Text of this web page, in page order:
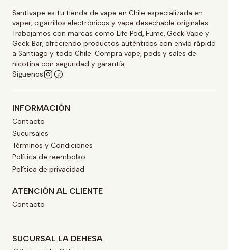
Santivape es tu tienda de vape en Chile especializada en
vaper, cigarrillos electrónicos y vape desechable originales.
Trabajamos con marcas como Life Pod, Fume, Geek Vape y
Geek Bar, ofreciendo productos auténticos con envío rápido
a Santiago y todo Chile. Compra vape, pods y sales de
nicotina con seguridad y garantía.
Síguenos
INFORMACIÓN
Contacto
Sucursales
Términos y Condiciones
Política de reembolso
Política de privacidad
ATENCIÓN AL CLIENTE
Contacto
SUCURSAL LA DEHESA